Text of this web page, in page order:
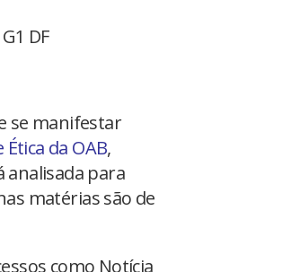
DF
se manifestar
Ética da OAB,
analisada para
matérias são de
como Notícia